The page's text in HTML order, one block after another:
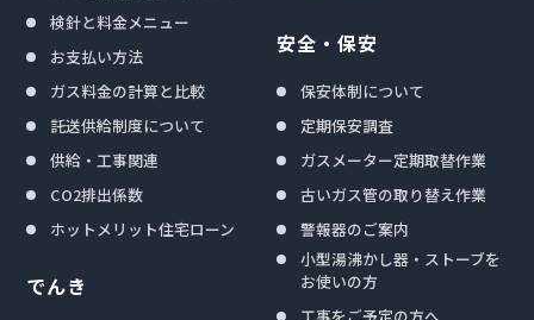
検針と料金メニュー
お支払い方法
ガス料金の計算と比較
託送供給制度について
供給・工事関連
CO2排出係数
ホットメリット住宅ローン
でんき
安全・保安
保安体制について
定期保安調査
ガスメーター定期取替作業
古いガス管の取り替え作業
警報器のご案内
小型湯沸かし器・ストーブを
お使いの方
工事をご予定の方へ